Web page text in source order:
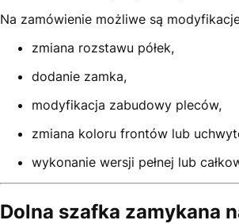
Na zamówienie możliwe są
zmiana rozstawu półek,
dodanie zamka,
modyfikacja zabudowy pleców,
zmiana koloru frontów lub
wykonanie wersji pełnej lub
Dolna szafka zamykana